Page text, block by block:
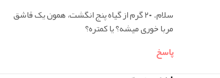
سلام. ۲۰ گرم از گیاه پنج انگشت، همون یک قاشق
مربا خوری میشه؟ یا کمتره؟
پاسخ